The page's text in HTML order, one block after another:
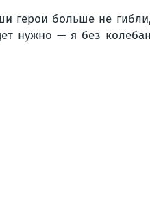
герои больше не
нужно — я без